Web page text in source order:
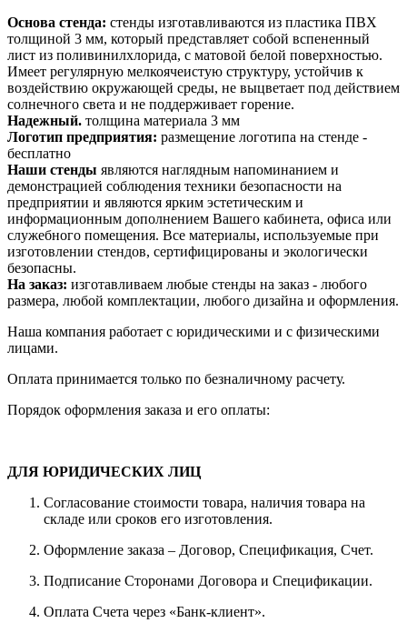
Основа стенда: стенды изготавливаются из пластика ПВХ
толщиной 3 мм, который представляет собой вспененный
лист из поливинилхлорида, с матовой белой поверхностью.
Имеет регулярную мелкоячеистую структуру, устойчив к
воздействию окружающей среды, не выцветает под действием
солнечного света и не поддерживает горение.
Надежный. толщина материала 3 мм
Логотип предприятия: размещение логотипа на стенде -
бесплатно
Наши стенды являются наглядным напоминанием и
демонстрацией соблюдения техники безопасности на
предприятии и являются ярким эстетическим и
информационным дополнением Вашего кабинета, офиса или
служебного помещения. Все материалы, используемые при
изготовлении стендов, сертифицированы и экологически
безопасны.
На заказ: изготавливаем любые стенды на заказ - любого
размера, любой комплектации, любого дизайна и оформления.
Наша компания работает с юридическими и с физическими
лицами.
Оплата принимается только по безналичному расчету.
Порядок оформления заказа и его оплаты:
ДЛЯ ЮРИДИЧЕСКИХ ЛИЦ
Согласование стоимости товара, наличия товара на
складе или сроков его изготовления.
Оформление заказа – Договор, Спецификация, Счет.
Подписание Сторонами Договора и Спецификации.
Оплата Счета через «Банк-клиент».